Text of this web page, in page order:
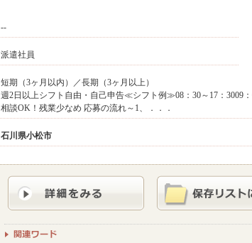
--
派遣社員
短期（3ヶ月以内）／長期（3ヶ月以上）
週2日以上シフト自由・自己申告≪シフト例≫08：30～17：3009
相談OK！残業少なめ 応募の流れ～1、．．．
石川県小松市